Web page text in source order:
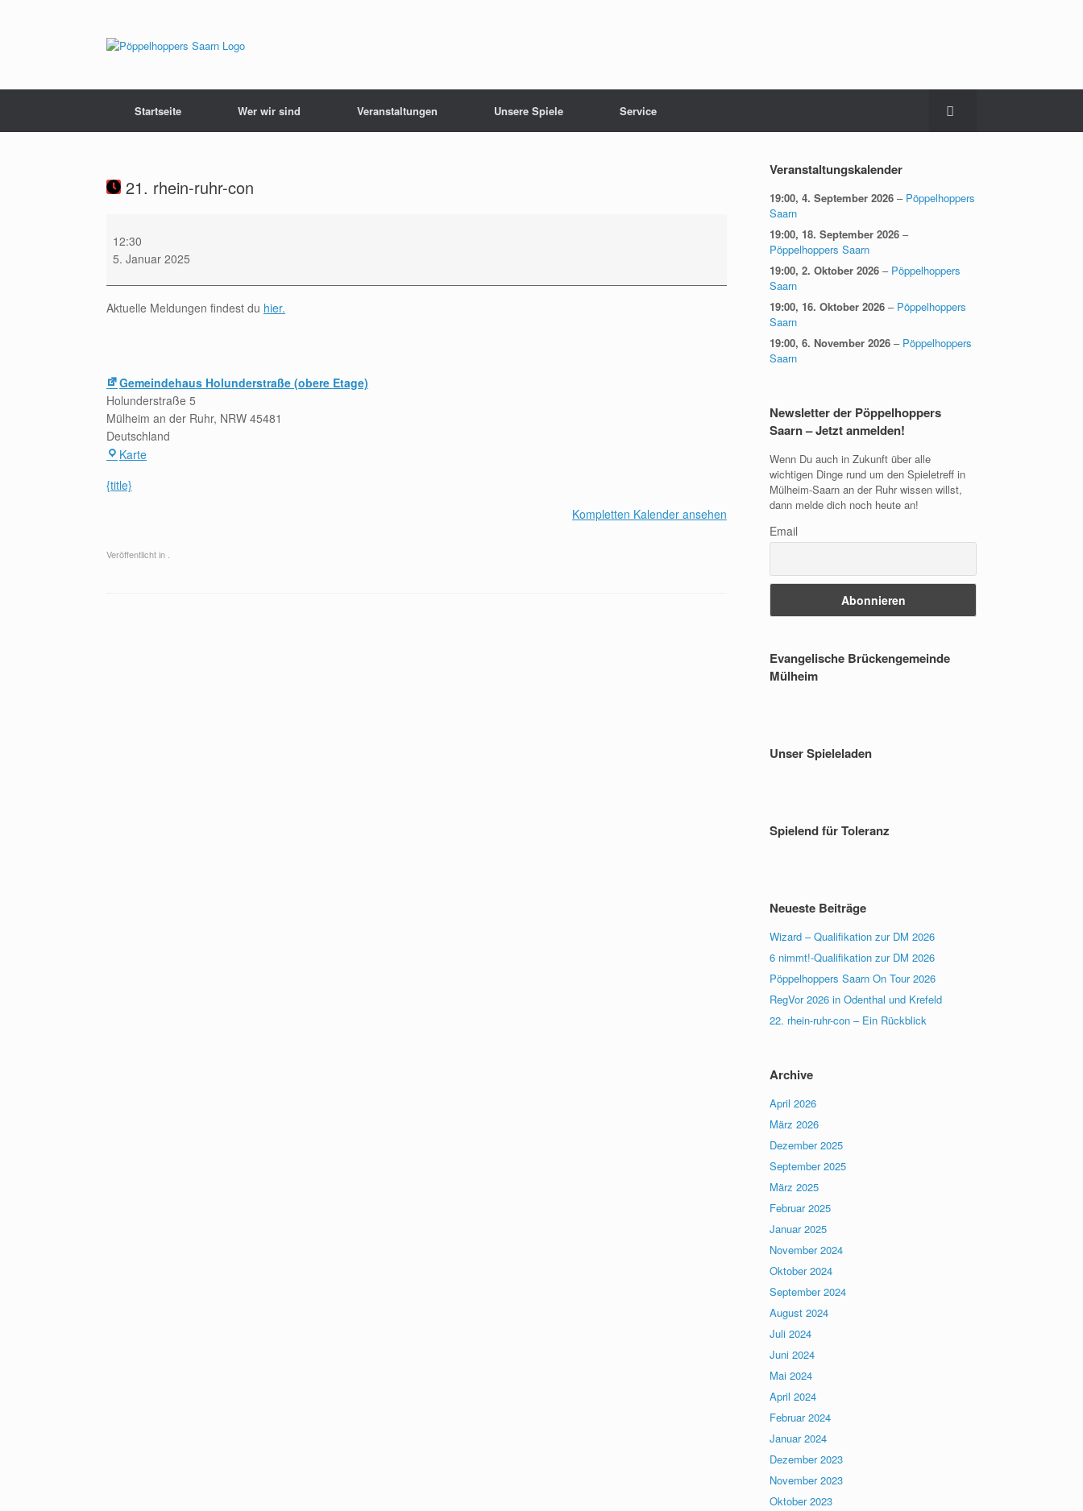
Startseite Wer wir sind Veranstaltungen Unsere Spiele Service
21. rhein-ruhr-con
rhein-
ruhr-
12:30
5. Januar 2025
Aktuelle Meldungen findest du hier.
Gemeindehaus Holunderstraße (obere Etage)
Holunderstraße 5
Mülheim an der Ruhr, NRW 45481
Deutschland
KarteGemeindehaus
{title}
Kompletten Kalender ansehen
Veröffentlicht in .
Veranstaltungskalender
19:00,4. September 2026 – Pöppelhoppers
Saarn
19:00, 18. September 2026 –
Pöppelhoppers Saarn
19:00,2. Oktober 2026 – Pöppelhoppers
Saarn
19:00, 16. Oktober 2026 – Pöppelhoppers
Saarn
19:00,6. November 2026 – Pöppelhoppers
Saarn
Newsletter der Pöppelhoppers
Saarn – Jetzt anmelden!
Wenn Du auch in Zukunft über alle
wichtigen Dinge rund um den Spieletreff in
Mülheim-Saarn an der Ruhr wissen willst,
dann melde dich noch heute an!
Email
Evangelische Brückengemeinde
Mülheim
Unser Spieleladen
Spielend für Toleranz
Neueste Beiträge
Wizard – Qualifikation zur DM 2026
6 nimmt!-Qualifikation zur DM 2026
Pöppelhoppers Saarn On Tour 2026
RegVor 2026 in Odenthal und Krefeld
22. rhein-ruhr-con – Ein Rückblick
Archive
April 2026
März 2026
Dezember 2025
September 2025
März 2025
Februar 2025
Januar 2025
November 2024
Oktober 2024
September 2024
August 2024
Juli 2024
Juni 2024
Mai 2024
April 2024
Februar 2024
Januar 2024
Dezember 2023
November 2023
Oktober 2023